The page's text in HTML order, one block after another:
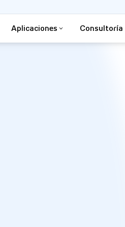
Aplicaciones Consultoría